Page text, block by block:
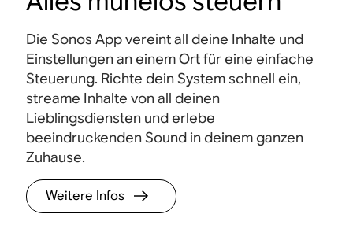
Die Sonos App vereint all deine Inhalte und
Einstellungen an einem Ort für eine einfache
Steuerung. Richte dein System schnell ein,
streame Inhalte von all deinen
Lieblingsdiensten und erlebe
beeindruckenden Sound in deinem ganzen
Zuhause.
Weitere Infos